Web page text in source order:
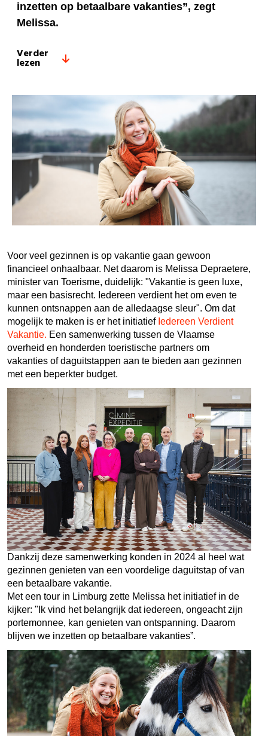
inzetten op betaalbare vakanties”, zegt
Melissa.
Verder
lezen
Voor veel gezinnen is op vakantie gaan gewoon
financieel onhaalbaar. Net daarom is Melissa Depraetere,
minister van Toerisme, duidelijk: "Vakantie is geen luxe,
maar een basisrecht. Iedereen verdient het om even te
kunnen ontsnappen aan de alledaagse sleur". Om dat
mogelijk te maken is er het initiatief Iedereen Verdient
Vakantie. Een samenwerking tussen de Vlaamse
overheid en honderden toeristische partners om
vakanties of daguitstappen aan te bieden aan gezinnen
met een beperkter budget.
Dankzij deze samenwerking konden in 2024 al heel wat
gezinnen genieten van een voordelige daguitstap of van
een betaalbare vakantie.
Met een tour in Limburg zette Melissa het initiatief in de
kijker: "Ik vind het belangrijk dat iedereen, ongeacht zijn
portemonnee, kan genieten van ontspanning. Daarom
blijven we inzetten op betaalbare vakanties”.